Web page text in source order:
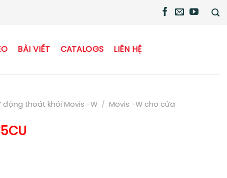
BÀI VIẾT CATALOGS LIÊN HỆ
thoát khói Movis -W /
Movis -W cho cửa